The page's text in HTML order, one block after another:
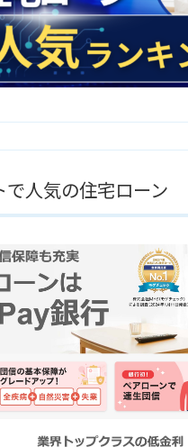
で人気の住宅ローン